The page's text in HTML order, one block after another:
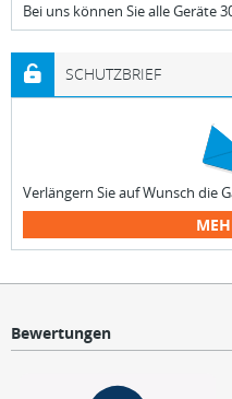
Bei uns können Sie alle Geräte
SCHUTZBRIEF
Verlängern Sie auf Wunsch die
Bewertungen